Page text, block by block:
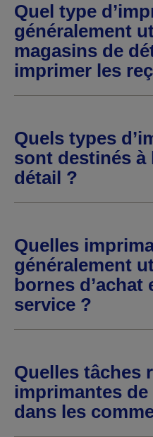
Quel type
généralement
magasins de
imprimer les
Quels types
sont destinés à
détail ?
Quelles
généralement
bornes d’achat
service ?
Quelles tâches
imprimantes
dans les